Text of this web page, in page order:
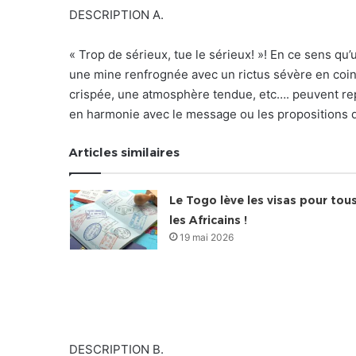
DESCRIPTION A.
« Trop de sérieux, tue le sérieux! »! En ce sens
une mine renfrognée avec un rictus sévère en
crispée, une atmosphère tendue, etc…. peuvent
en harmonie avec le message ou les propositions
Articles similaires
Le Togo lève les visas pour
les Africains !
19 mai 2026
DESCRIPTION B.